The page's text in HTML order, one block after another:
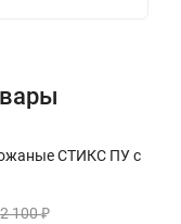
СТИКС ПУ с
2 100₽